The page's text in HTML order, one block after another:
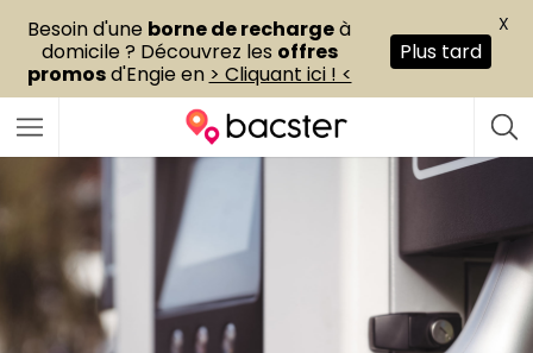
Besoin d'une borne de rechargeà
domicile ? Découvrez les offres
promosd'Engie en > Cliquant ici ! <
Plus tard
X